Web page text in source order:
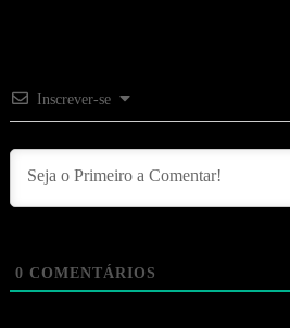
Inscrever-se
0 COMENTÁRIOS